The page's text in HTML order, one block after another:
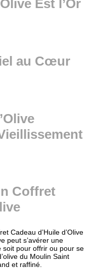
Est l’Or
au Cœur
Coffret
Cadeau d’Huile d’Olive
peut s’avérer une
soit pour offrir ou pour se
du Moulin Saint
et raffiné.